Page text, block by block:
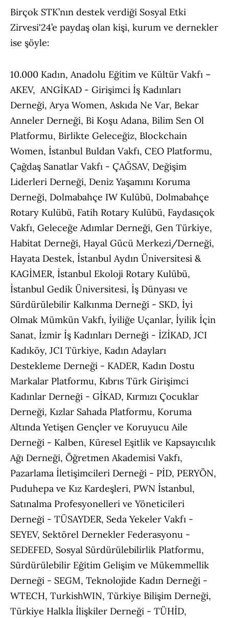
Birçok STK’nın destek verdiği Sosyal Etki
Zirvesi'24’e paydaş olan kişi, kurum ve dernekler
ise şöyle:
10.000 Kadın, Anadolu Eğitim ve Kültür Vakfı –
AKEV, ANGİKAD - Girişimci İş Kadınları
Derneği, Arya Women, Askıda Ne Var, Bekar
Anneler Derneği, Bi Koşu Adana, Bilim Sen Ol
Platformu, Birlikte Geleceğiz, Blockchain
Women, İstanbul Buldan Vakfı, CEO Platformu,
Çağdaş Sanatlar Vakfı - ÇAĞSAV, Değişim
Liderleri Derneği, Deniz Yaşamını Koruma
Derneği, Dolmabahçe IW Kulübü, Dolmabahçe
Rotary Kulübü, Fatih Rotary Kulübü, Faydasıçok
Vakfı, Geleceğe Adımlar Derneği, Gen Türkiye,
Habitat Derneği, Hayal Gücü Merkezi/Derneği,
Hayata Destek, İstanbul Aydın Üniversitesi &
KAGİMER, İstanbul Ekoloji Rotary Kulübü,
İstanbul Gedik Üniversitesi, İş Dünyası ve
Sürdürülebilir Kalkınma Derneği - SKD, İyi
Olmak Mümkün Vakfı, İyiliğe Uçanlar, İyilik İçin
Sanat, İzmir İş Kadınları Derneği - İZİKAD, JCI
Kadıköy, JCI Türkiye, Kadın Adayları
Destekleme Derneği - KADER, Kadın Dostu
Markalar Platformu, Kıbrıs Türk Girişimci
Kadınlar Derneği - GİKAD, Kırmızı Çocuklar
Derneği, Kızlar Sahada Platformu, Koruma
Altında Yetişen Gençler ve Koruyucu Aile
Derneği - Kalben, Küresel Eşitlik ve Kapsayıcılık
Ağı Derneği, Öğretmen Akademisi Vakfı,
Pazarlama İletişimcileri Derneği - PİD, PERYÖN,
Puduhepa ve Kız Kardeşleri, PWN İstanbul,
Satınalma Profesyonelleri ve Yöneticileri
Derneği - TÜSAYDER, Seda Yekeler Vakfı -
SEYEV, Sektörel Dernekler Federasyonu -
SEDEFED, Sosyal Sürdürülebilirlik Platformu,
Sürdürülebilir Eğitim Gelişim ve Mükemmellik
Derneği - SEGM, Teknolojide Kadın Derneği -
WTECH, TurkishWIN, Türkiye Bilişim Derneği,
Türkiye Halkla İlişkiler Derneği - TÜHİD,